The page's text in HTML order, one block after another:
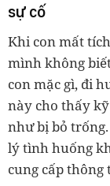
sự cố
Khi con mất
mình không
con mặc gì, đi
này cho thấy
như bị bỏ
lý tình huống
cung cấp